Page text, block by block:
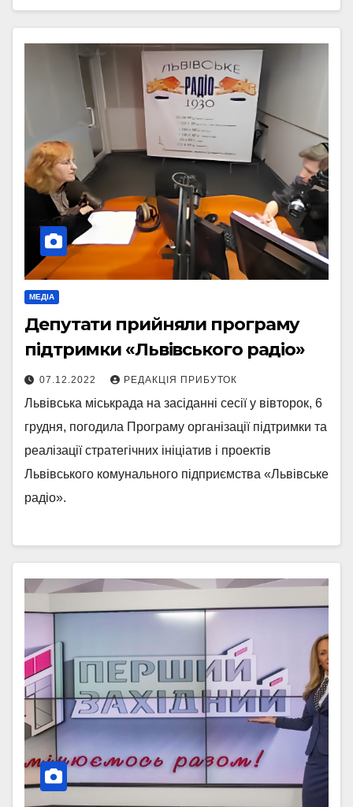
МЕДІА
Депутати прийняли програму
підтримки «Львівського радіо»
07.12.2022 РЕДАКЦІЯ ПРИБУТОК
Львівська міськрада на засіданні сесії у вівторок, 6
грудня, погодила Програму організації підтримки та
реалізації стратегічних ініціатив і проектів
Львівського комунального підприємства «Львівське
радіо».